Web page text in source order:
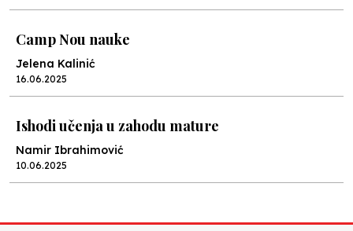
Camp Nou nauke
Jelena Kalinić
16.06.2025
Ishodi učenja u zahodu mature
Namir Ibrahimović
10.06.2025